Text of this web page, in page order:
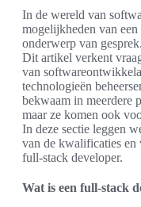
In de wereld van
mogelijkheden van
onderwerp van
Dit artikel verkent
van
technologieën
bekwaam in meerdere
maar ze komen ook
In deze sectie leggen
van de kwalificaties en
full-stack developer.
Wat is een full-stack